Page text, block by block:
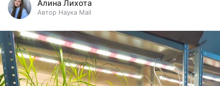
Алина Лихота
Автор Наука Mail